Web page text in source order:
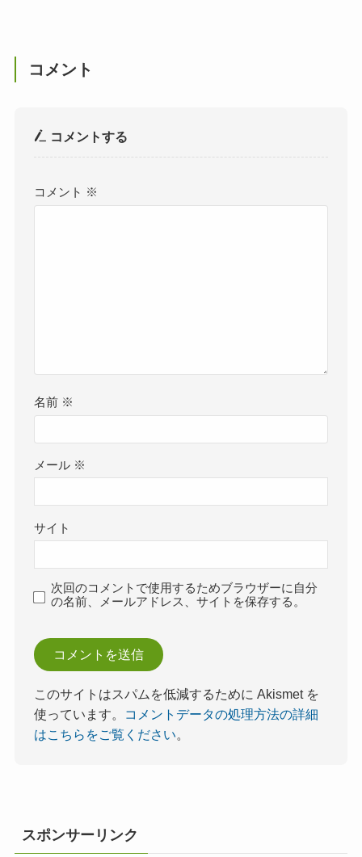
コメント
コメントする
コメント ※
名前 ※
メール ※
サイト
次回のコメントで使用するためブラウザーに自分
の名前、メールアドレス、サイトを保存する。
このサイトはスパムを低減するために Akismet を
使っています。
コメントデータの処理方法の詳細
はこちらをご覧ください。
スポンサーリンク